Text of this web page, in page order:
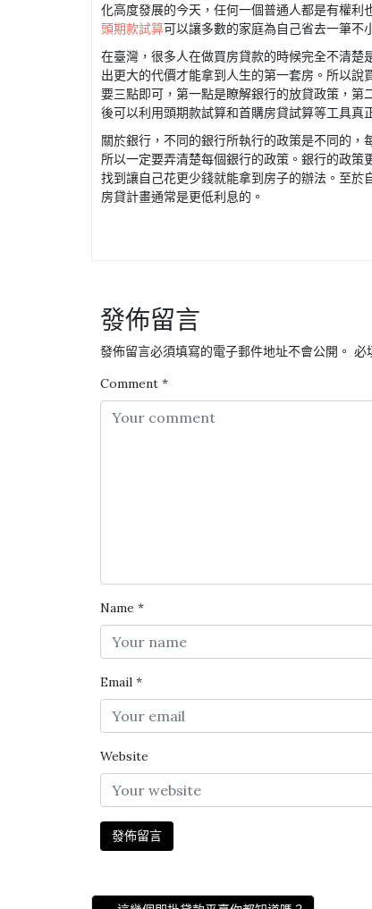
化高度發展的今天，任何一個普通人都是有權
頭期款試算可以讓多數的家庭為自己省去一筆不
在臺灣，很多人在做買房貸款的時候完全不清
出更大的代價才能拿到人生的第一套房。所以
要三點即可，第一點是瞭解銀行的放貸政策，
後可以利用頭期款試算和首購房貸試算等工具真
關於銀行，不同的銀行所執行的政策是不同的，
所以一定要弄清楚每個銀行的政策。銀行的政
找到讓自己花更少錢就能拿到房子的辦法。至
房貸計畫通常是更低利息的。
發佈留言
發佈留言必須填寫的電子郵件地址不會公開。 必
Comment *
Name *
Email *
Website